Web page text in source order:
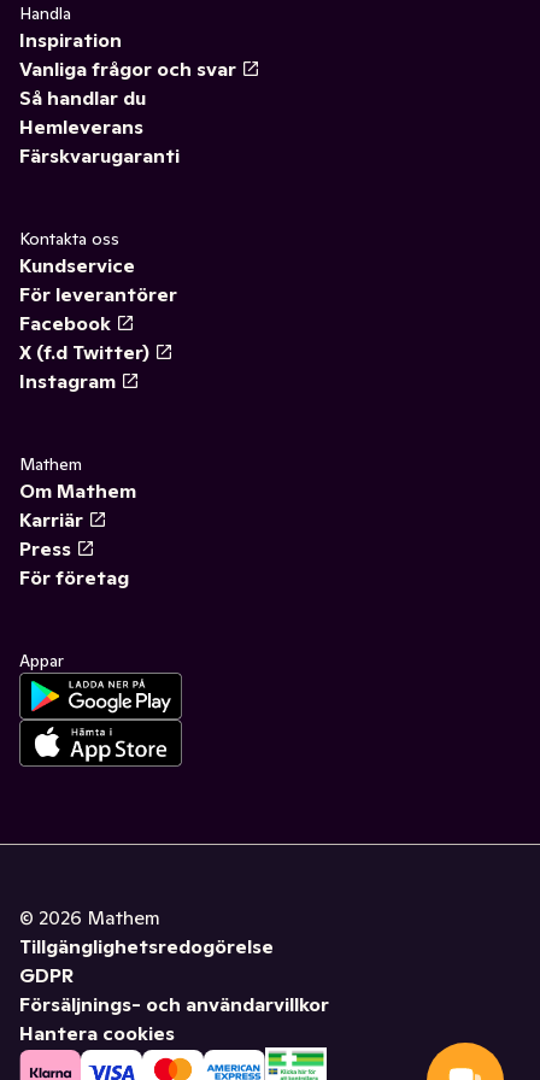
Handla
Inspiration
Vanliga frågor och svar
Så handlar du
Hemleverans
Färskvarugaranti
Kontakta oss
Kundservice
För leverantörer
Facebook
X (f.d Twitter)
Instagram
Mathem
Om Mathem
Karriär
Press
För företag
Appar
© 2026 Mathem
Tillgänglighetsredogörelse
GDPR
Försäljnings- och användarvillkor
Hantera cookies